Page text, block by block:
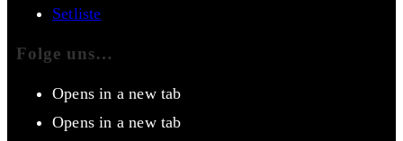
Setliste
Folge uns…
Opens in a new tab
Opens in a new tab